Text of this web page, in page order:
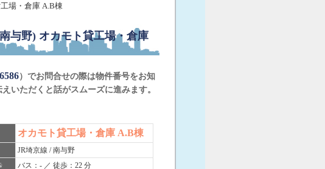
場・倉庫 A.B棟
与野) オカモト貸工場・倉庫
）でお問合せの際は物件番号をお知
いただくと話がスムーズに進みます。
オカモト貸工場・倉庫 A.B棟
JR埼京線 / 南与野
バス：- ／ 徒歩：22 分